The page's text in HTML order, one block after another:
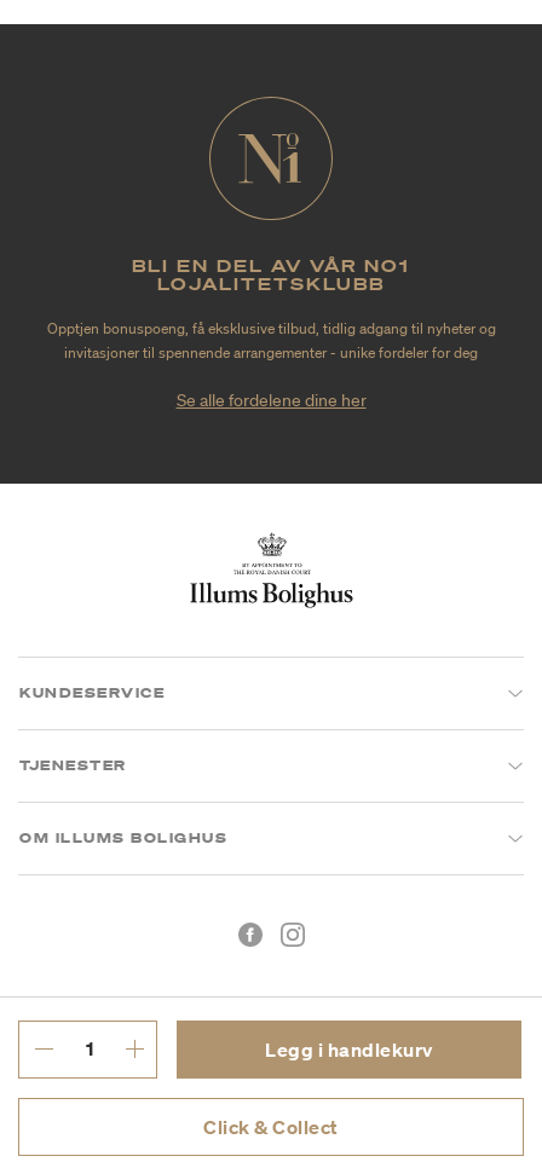
Legg i handlekurv
Click & Collect
BLI EN DEL AV VÅR NO1
LOJALITETSKLUBB
Opptjen bonuspoeng, få eksklusive tilbud, tidlig adgang til nyheter og
invitasjoner til spennende arrangementer - unike fordeler for deg
Se alle fordelene dine her
KUNDESERVICE
TJENESTER
OM ILLUMS BOLIGHUS